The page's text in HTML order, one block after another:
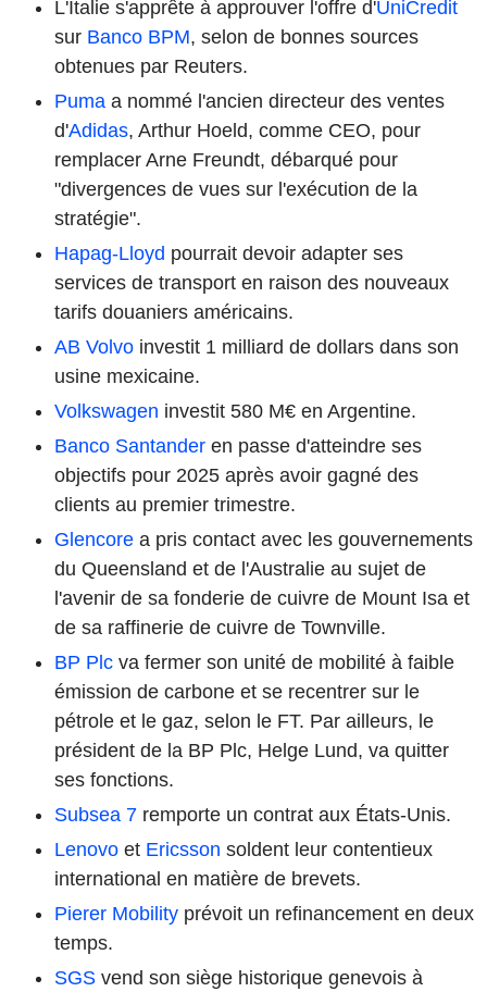
L'Italie s'apprête à approuver l'offre d'UniCredit
sur Banco BPM, selon de bonnes sources
obtenues par Reuters.
Puma a nommé l'ancien directeur des ventes
d'Adidas, Arthur Hoeld, comme CEO, pour
remplacer Arne Freundt, débarqué pour
"divergences de vues sur l'exécution de la
stratégie".
Hapag-Lloyd pourrait devoir adapter ses
services de transport en raison des nouveaux
tarifs douaniers américains.
AB Volvo investit 1 milliard de dollars dans son
usine mexicaine.
Volkswagen investit 580 M€ en Argentine.
Banco Santander en passe d'atteindre ses
objectifs pour 2025 après avoir gagné des
clients au premier trimestre.
Glencore a pris contact avec les gouvernements
du Queensland et de l'Australie au sujet de
l'avenir de sa fonderie de cuivre de Mount Isa et
de sa raffinerie de cuivre de Townville.
BP Plc va fermer son unité de mobilité à faible
émission de carbone et se recentrer sur le
pétrole et le gaz, selon le FT. Par ailleurs, le
président de la BP Plc, Helge Lund, va quitter
ses fonctions.
Subsea 7 remporte un contrat aux États-Unis.
Lenovo et Ericsson soldent leur contentieux
international en matière de brevets.
Pierer Mobility prévoit un refinancement en deux
temps.
SGS vend son siège historique genevois à